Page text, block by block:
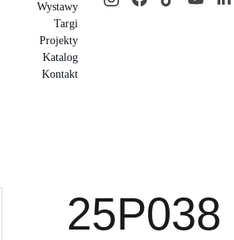
Wystawy
Targi
Projekty
Katalog
Kontakt
25P038